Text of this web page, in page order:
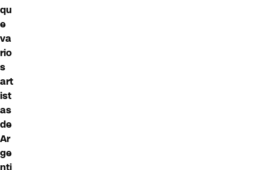
qu
e
va
rio
s
art
ist
as
de
Ar
ge
nti